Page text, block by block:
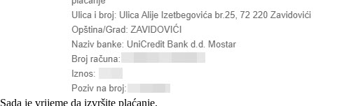
Sada je vrijeme da izvršite plaćanje.